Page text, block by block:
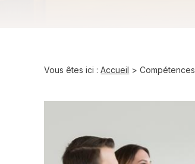
Vous êtes ici : Accueil >Compétences